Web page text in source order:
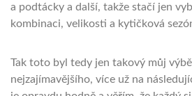
a podtácky a další, takže stačí jen
kombinaci, velikosti a kytičková
Tak toto byl tedy jen takový můj
nejzajímavějšího, více už na